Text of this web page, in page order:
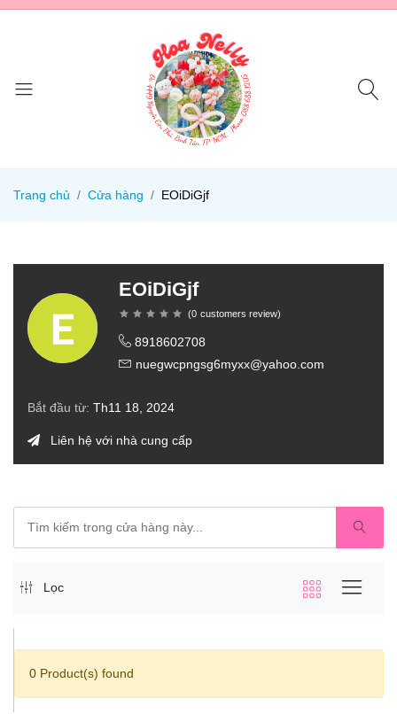
Trang chủ Cửa hàng EOiDiGjf
EOiDiGjf
(0 customers review)
8918602708
nuegwcpngsg6myxx@yahoo.com
Bắt đầu từ: Th11 18, 2024
Liên hệ với nhà cung cấp
Lọc
0 Product(s) found